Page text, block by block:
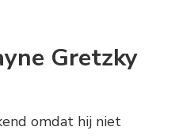
Gretzky
omdat hij niet